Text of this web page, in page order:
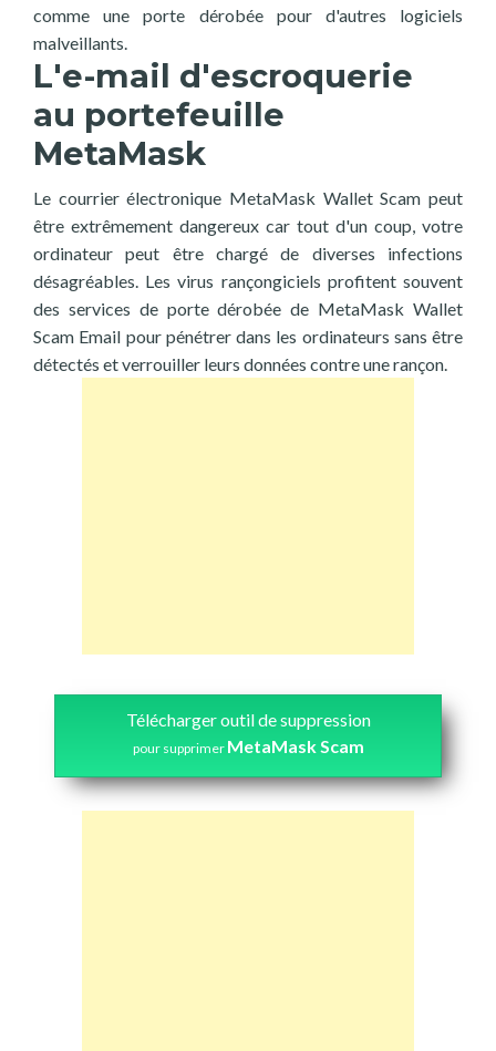
comme une porte dérobée pour d'autres logiciels
malveillants.
L'e-mail d'escroquerie
au portefeuille
MetaMask
Le courrier électronique MetaMask Wallet Scam peut
être extrêmement dangereux car tout d'un coup, votre
ordinateur peut être chargé de diverses infections
désagréables. Les virus rançongiciels profitent souvent
des services de porte dérobée de MetaMask Wallet
Scam Email pour pénétrer dans les ordinateurs sans être
détectés et verrouiller leurs données contre une rançon.
Télécharger outil de suppression
pour supprimer MetaMask Scam